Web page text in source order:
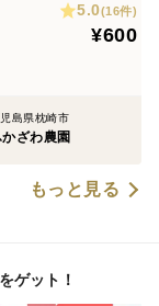
5.0(16件)
¥600
島県枕崎市
かざわ農園
もっと見る
ゲット！